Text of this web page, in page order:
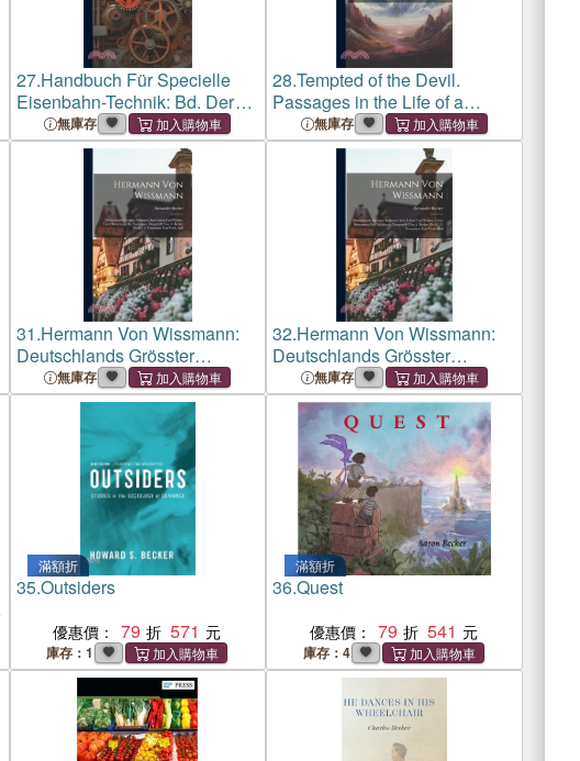
27.Handbuch Für Specielle
Eisenbahn-Technik: Bd. Der
Locomotivbau. Bearbeitet Von
W. Basson, Ludw. Becker, O.
Grove ... 2. Auf. 1882
無庫存
28.Tempted of the Devil.
Passages in the Life of a
Kabbalist. A Story Retold From
the German of August Becker
by M.W. Macdowall
無庫存
31.Hermann Von Wissmann:
Deutschlands Grösster
Afrikaner; Sein Leben Und
Wirken, Unter Benutzung Des
Nachlasses. Dargestellt Von A.
Becker [Et
無庫存
32.Hermann Von Wissmann:
Deutschlands Grösster
Afrikaner; Sein Leben Und
Wirken, Unter Benutzung Des
Nachlasses. Dargestellt Von A.
Becker [Et
無庫存
滿額折
35.Outsiders
優惠價： 79 571
庫存：1
滿額折
36.Quest
優惠價： 79 541
庫存：4